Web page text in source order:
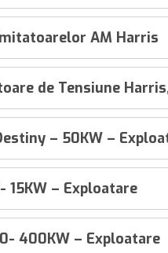
AM Harris
de Tensiune
– 50KW –
15KW – Exploatare
400KW – Exploatare